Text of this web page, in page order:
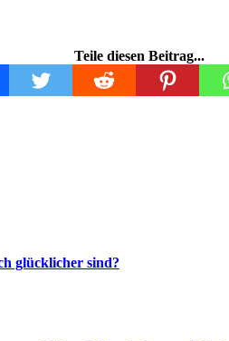
Teile diesen Beitrag...
glücklicher sind?